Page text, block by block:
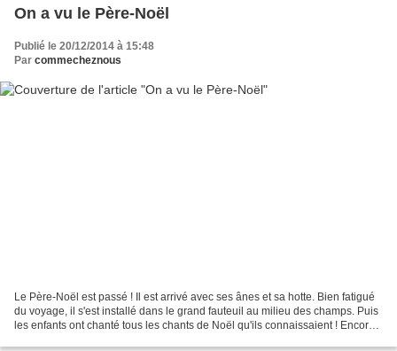
On a vu le Père-Noël
Publié le 20/12/2014 à 15:48
Par commecheznous
Le Père-Noël est passé ! Il est arrivé avec ses ânes et sa hotte. Bien fatigué
du voyage, il s'est installé dans le grand fauteuil au milieu des champs. Puis
les enfants ont chanté tous les chants de Noël qu'ils connaissaient ! Encore